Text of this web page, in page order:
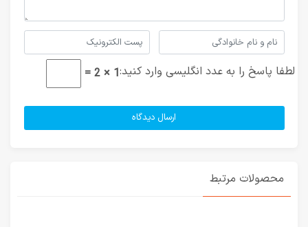
لطفا پاسخ را به عدد انگلیسی وارد کنید:1 × 2 =
محصولات مرتبط